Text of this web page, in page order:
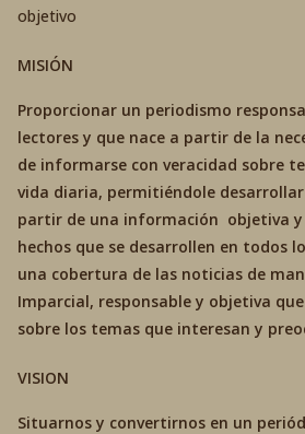
objetivo
MISIÓN
Proporcionar un periodismo
lectores y que nace a partir de la
de informarse con veracidad sobre
vida diaria, permitiéndole
partir de una información objetiva
hechos que se desarrollen en todos
una cobertura de las noticias de
Imparcial, responsable y objetiva
sobre los temas que interesan y
VISION
Situarnos y convertirnos en un